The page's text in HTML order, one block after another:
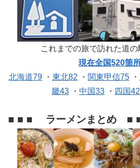
これまでの旅で訪れた道の
現在全国520箇所
北海道79 ・ 東北82 ・ 関東甲信75 ・
畿43 ・ 中国33 ・ 四国42
■ ■ ■ ラーメンまとめ ■